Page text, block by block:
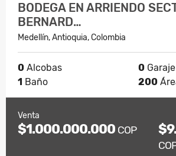
BODEGA EN ARRIENDO
BERNARD…
Medellín, Antioquia, Colombia
0 Alcobas 0 Garaje
1 Baño 200
Venta
$1.000.000.000 COP